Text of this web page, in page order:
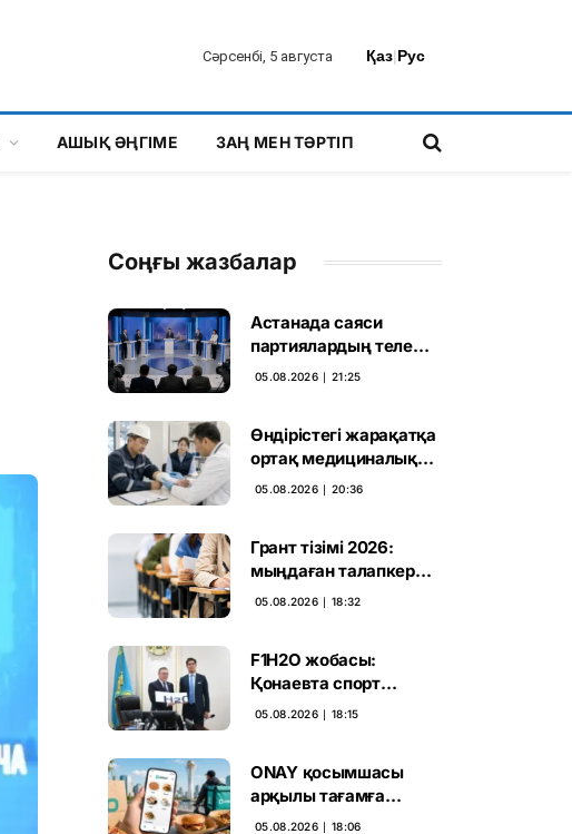
Сәрсенбі, 5 августа Қаз|Рус
АШЫҚ ӘҢГІМЕ ЗАҢ МЕН ТӘРТІП
Соңғы жазбалар
Астанада саяси
партиялардың теле
дебаты басталды
05.08.2026 ∣ 21:25
Өндірістегі жарақатқа
ортақ медициналық
талап енгізілмек
05.08.2026 ∣ 20:36
Грант тізімі 2026:
мыңдаған талапкердің
тағдыры 10 тамызға
05.08.2026 ∣ 18:32
F1H2O жобасы:
Қонаевта спорт
катерлерін шығаратын
05.08.2026 ∣ 18:15
ONAY қосымшасы
арқылы тағамға
тапсырыс беруге
05.08.2026 ∣ 18:06